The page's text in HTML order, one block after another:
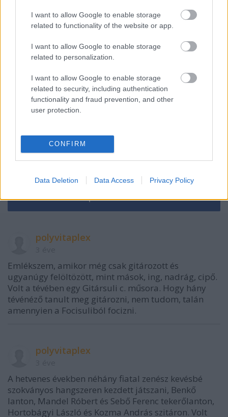
I want to allow Google to enable storage
related to functionality of the website or app.
I want to allow Google to enable storage
related to personalization.
I want to allow Google to enable storage
related to security, including authentication
functionality and fraud prevention, and other
user protection.
CONFIRM
Data Deletion Data Access Privacy Policy
Szólj hozzá!
A hozzászóláshoz be kell lépned!
polyvitaplex
Emlékszem, amikor még csak gitározott és
ugyanúgy felöltözött, mint mások, ing, nadrág, cipő.
Volt a tévében egy Gitársuli c. műsora. Hogy hány
tévénéző tanult meg gitározni, nem tudom, talán
amennyien a Focisuliból focizni.
polyvitaplex
A hetvenes években néhány fiatal zenész kevésbé
szokványos hangszeren kezdett játszani, Benkő
lanton, Mandel Róbert és Sebő Ferenc tekerőlanton,
Hortobágyi László és Kozma András szitáron. Volt